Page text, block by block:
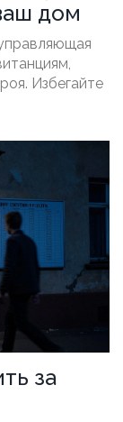
дом
Избегайте
за